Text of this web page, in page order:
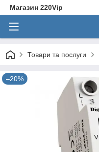
Магазин 220Vip
Товари та послуги
–20%